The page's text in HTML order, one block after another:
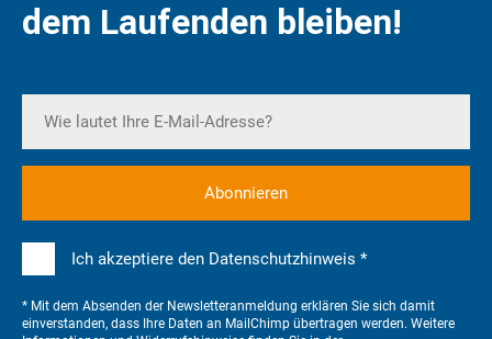
dem Laufenden bleiben!
Ich akzeptiere den Datenschutzhinweis *
* Mit dem Absenden der Newsletteranmeldung erklären Sie sich damit
einverstanden, dass Ihre Daten an MailChimp übertragen werden. Weitere